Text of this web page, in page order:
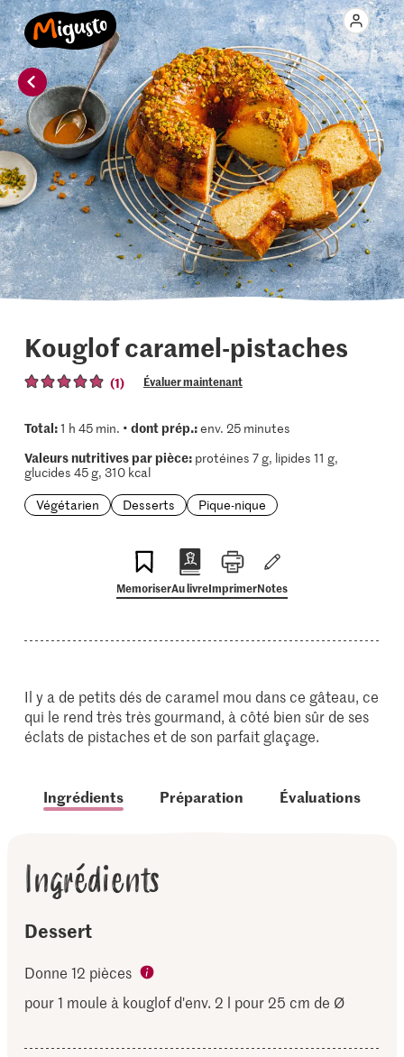
Kouglof caramel-pistaches
(1) Évaluer maintenant
Total:1 h 45 min. • dont prép.:env. 25 minutes
Valeurs nutritives par pièce:protéines 7 g, lipides 11 g,
glucides 45 g, 310 kcal
Végétarien
Desserts Pique-nique
MemoriserAu livreImprimerNotes
Il y a de petits dés de caramel mou dans ce gâteau, ce
qui le rend très très gourmand, à côté bien sûr de ses
éclats de pistaches et de son parfait glaçage.
Ingrédients Préparation Évaluations
Ingrédients
Dessert
Donne 12 pièces
pour 1 moule à kouglof d'env. 2 l pour 25 cm de Ø